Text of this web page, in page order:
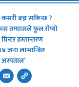
कसरी बच्न सकिन्छ ?
तम्घासले फूल रोप्यो
हस्तान्तरण
जना लाभान्वित
अस्पताल’